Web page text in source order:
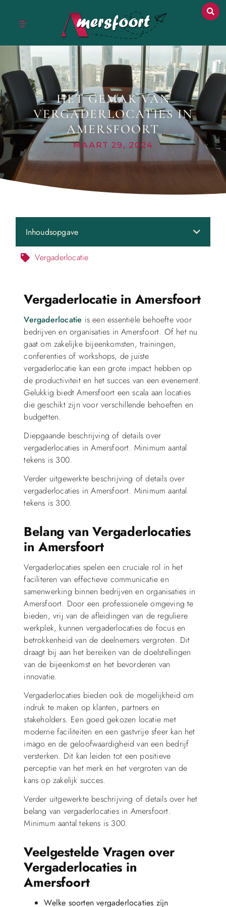
HET GEMAK VAN
VERGADERLOCATIES IN
AMERSFOORT
MAART 29, 2024
Vergaderlocatie in Amersfoort
Vergaderlocatie is een essentiële behoefte voor
bedrijven en organisaties in Amersfoort. Of het nu
gaat om zakelijke bijeenkomsten, trainingen,
conferenties of workshops, de juiste
vergaderlocatie kan een grote impact hebben op
de productiviteit en het succes van een evenement.
Gelukkig biedt Amersfoort een scala aan locaties
die geschikt zijn voor verschillende behoeften en
budgetten.
Diepgaande beschrijving of details over
vergaderlocaties in Amersfoort. Minimum aantal
tekens is 300.
Verder uitgewerkte beschrijving of details over
vergaderlocaties in Amersfoort. Minimum aantal
tekens is 300.
Belang van Vergaderlocaties
in Amersfoort
Vergaderlocaties spelen een cruciale rol in het
faciliteren van effectieve communicatie en
samenwerking binnen bedrijven en organisaties in
Amersfoort. Door een professionele omgeving te
bieden, vrij van de afleidingen van de reguliere
werkplek, kunnen vergaderlocaties de focus en
betrokkenheid van de deelnemers vergroten. Dit
draagt bij aan het bereiken van de doelstellingen
van de bijeenkomst en het bevorderen van
innovatie.
Vergaderlocaties bieden ook de mogelijkheid om
indruk te maken op klanten, partners en
stakeholders. Een goed gekozen locatie met
moderne faciliteiten en een gastvrije sfeer kan het
imago en de geloofwaardigheid van een bedrijf
versterken. Dit kan leiden tot een positieve
perceptie van het merk en het vergroten van de
kans op zakelijk succes.
Verder uitgewerkte beschrijving of details over het
belang van vergaderlocaties in Amersfoort.
Minimum aantal tekens is 300.
Veelgestelde Vragen over
Vergaderlocaties in
Amersfoort
Welke soorten vergaderlocaties zijn
Inhoudsopgave
Vergaderlocatie